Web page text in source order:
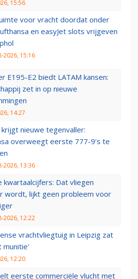
15:56
voor vracht doordat onder
en easyJet slots vrijgeven
2026, 15:16
E195-E2 biedt LATAM kansen:
zet in op nieuwe
14:27
krijgt nieuwe tegenvaller:
overweegt eerste 777-9’s te
2026, 13:36
kwartaalcijfers: Dat vliegen
wordt, lijkt geen probleem voor
2026, 12:22
vrachtvliegtuig in Leipzig zat
munitie'
12:20
eerste commerciële vlucht met